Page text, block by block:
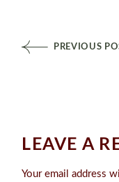
PREVIOUS
LEAVE A
Your email address